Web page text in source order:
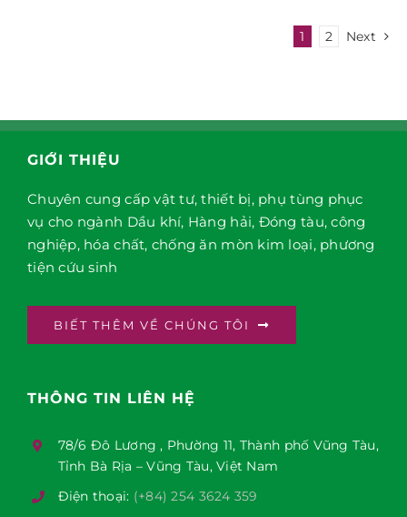
1 2 Next
GIỚI THIỆU
Chuyên cung cấp vật tư, thiết bị, phụ tùng phục
vụ cho ngành Dầu khí, Hàng hải, Đóng tàu, công
nghiệp, hóa chất, chống ăn mòn kim loại, phương
tiện cứu sinh
BIẾT THÊM VỀ CHÚNG TÔI
THÔNG TIN LIÊN HỆ
78/6 Đô Lương , Phường 11, Thành phố Vũng Tàu,
Tỉnh Bà Rịa – Vũng Tàu, Việt Nam
Điện thoại: (+84) 254 3624 359